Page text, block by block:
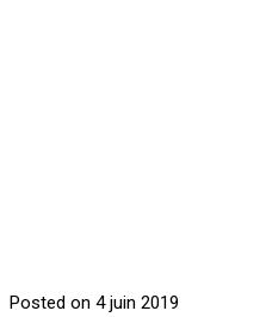
Posted on 4 juin 2019